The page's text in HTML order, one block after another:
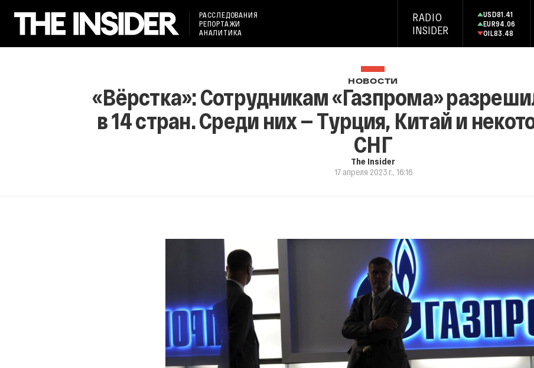
РАССЛЕДОВАНИЯ
РЕПОРТАЖИ
АНАЛИТИКА
RADIO
INSIDER
USD81.41
EUR94.06
OIL83.48
НОВОСТИ
«Вёрстка»: Сотрудникам «Газпрома»
в 14 стран. Среди них — Турция, Китай и
СНГ
The Insider
17 апреля 2023 г., 16:16